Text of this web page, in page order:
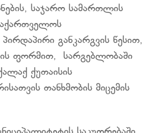
საჯარო სამართლის
პირდაპირი განკარგვის წესით,
ფორმით, სარგებლობაში
ქუთაისის
თანხმობის მიცემის